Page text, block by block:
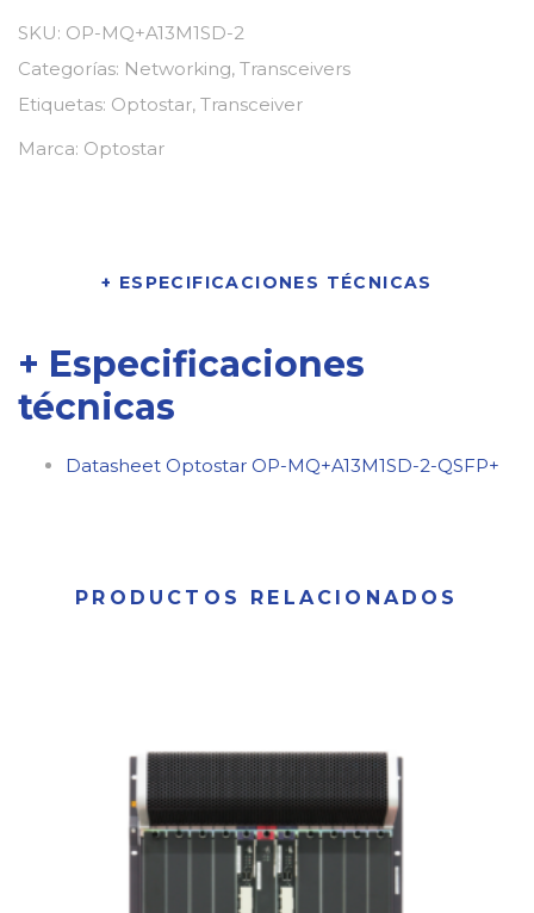
SKU: OP-MQ+A13M1SD-2
Categorías: Networking, Transceivers
Etiquetas: Optostar, Transceiver
Marca: Optostar
+ ESPECIFICACIONES TÉCNICAS
+ Especificaciones
técnicas
Datasheet Optostar OP-MQ+A13M1SD-2-QSFP+
PRODUCTOS RELACIONADOS